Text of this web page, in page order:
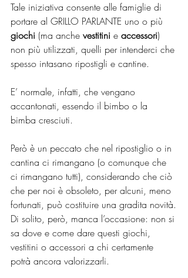
Tale iniziativa consente alle famiglie di
portare al GRILLO PARLANTE uno o più
giochi (ma anche vestitini e accessori)
non più utilizzati, quelli per intenderci che
spesso intasano ripostigli e cantine.
E’ normale, infatti, che vengano
accantonati, essendo il bimbo o la
bimba cresciuti.
Però è un peccato che nel ripostiglio o in
cantina ci rimangano (o comunque che
ci rimangano tutti), considerando che ciò
che per noi è obsoleto, per alcuni, meno
fortunati, può costituire una gradita novità.
Di solito, però, manca l’occasione: non si
sa dove e come dare questi giochi,
vestitini o accessori a chi certamente
potrà ancora valorizzarli.